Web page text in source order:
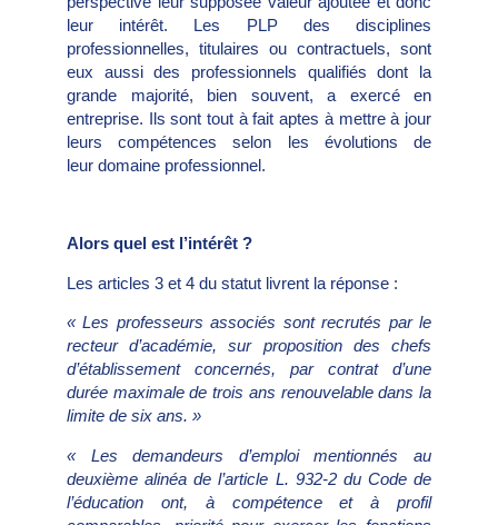
leur intérêt. Les PLP des disciplines
professionnelles, titulaires ou contractuels, sont
eux aussi des professionnels qualifiés dont la
grande majorité, bien souvent, a exercé en
entreprise. Ils sont tout à fait aptes à mettre à jour
leurs compétences selon les évolutions de
leur domaine professionnel.
Alors quel est l’intérêt ?
Les articles 3 et 4 du statut livrent la réponse :
« Les professeurs associés sont recrutés par le
recteur d’académie,sur proposition des chefs
d’établissement concernés, par contrat d’une
durée maximale de trois ans renouvelable dans la
limite de six ans. »
« Les demandeurs d’emploimentionnés au
deuxième alinéa de l’article L. 932-2 du Code de
l’éducation ont, à compétence et à profil